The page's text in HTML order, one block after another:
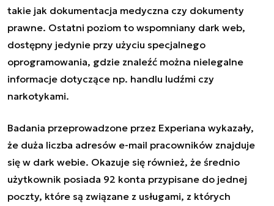
takie jak dokumentacja medyczna czy dokumenty
prawne. Ostatni poziom to wspomniany dark web,
dostępny jedynie przy użyciu specjalnego
oprogramowania, gdzie znaleźć można nielegalne
informacje dotyczące np. handlu ludźmi czy
narkotykami.
Badania przeprowadzone przez Experiana wykazały,
że duża liczba adresów e-mail pracowników znajduje
się w dark webie. Okazuje się również, że średnio
użytkownik posiada 92 konta przypisane do jednej
poczty, które są związane z usługami, z których